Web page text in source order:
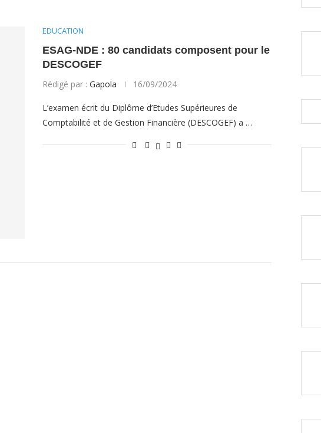
EDUCATION
ESAG-NDE : 80 candidats composent pour le
DESCOGEF
Rédigé par : Gapola 16/09/2024
L’examen écrit du Diplôme d’Etudes Supérieures de
Comptabilité et de Gestion Financière (DESCOGEF) a …